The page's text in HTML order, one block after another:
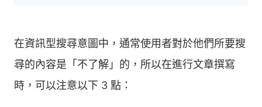
在資訊型搜尋意圖中，通常使用者對於他們所要搜
尋的內容是「不了解」的，所以在進行文章撰寫
時，可以注意以下 3 點：